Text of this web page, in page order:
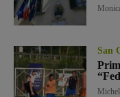
San